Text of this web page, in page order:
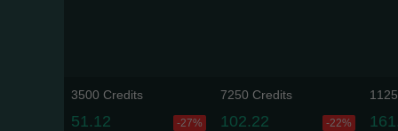
3500 Credits
51.12
-27%
7250 Credits
102.22
-22%